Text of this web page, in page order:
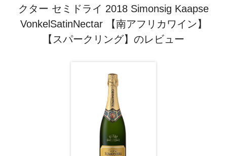
クター セミドライ 2018 Simonsig Kaapse
VonkelSatinNectar 【南アフリカワイン】
【スパークリング】のレビュー